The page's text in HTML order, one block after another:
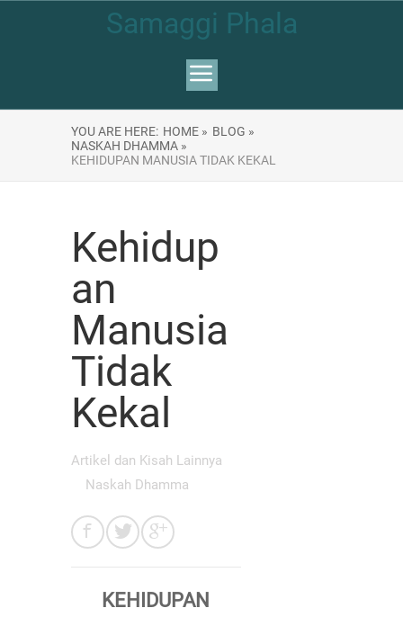
Samaggi Phala
YOU ARE HERE: HOME » BLOG »
NASKAH DHAMMA »
KEHIDUPAN MANUSIA TIDAK KEKAL
Kehidup
an
Manusia
Tidak
Kekal
Artikel dan Kisah Lainnya
Naskah Dhamma
KEHIDUPAN